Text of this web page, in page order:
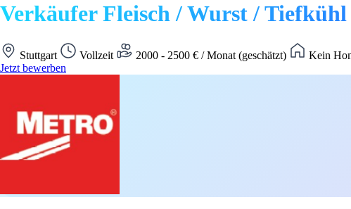
Verkäufer Fleisch / Wurst /
Stuttgart Vollzeit 2000 - 2500 € / Monat (geschätzt)
Kein
Jetzt bewerben